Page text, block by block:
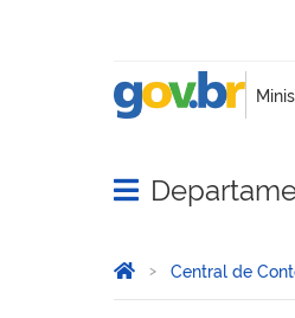
Abrir menu
Você está aqui:
Página Inicial
Central de